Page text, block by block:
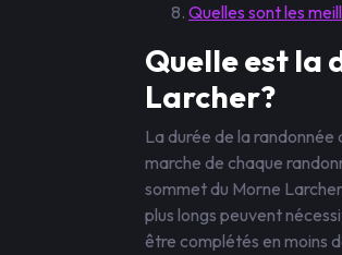
Quelles sont les
Quelle est la
Larcher?
La durée de la
marche de chaque
sommet du Morne
plus longs peuvent
être complétés en moins